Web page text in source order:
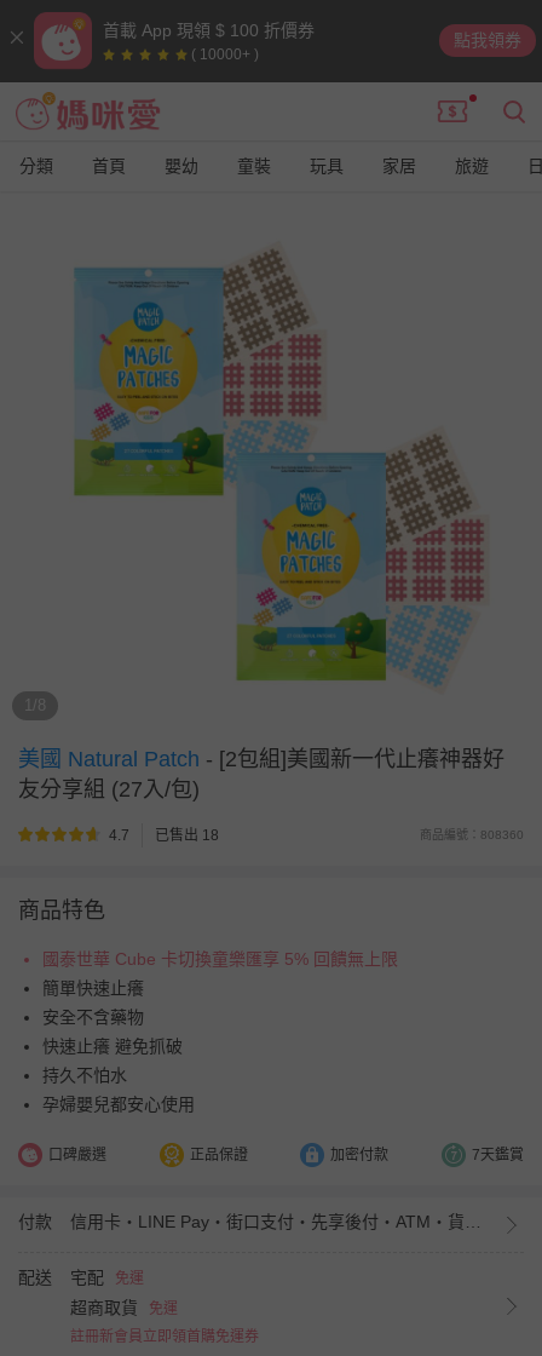
首載 App 現領 $ 100 折價券
( 10000+ )
點我領券
分類 首頁 嬰幼 童裝 玩具 家居 旅遊
1/8
美國 Natural Patch - [2包組]美國新一代止癢神器好
友分享組 (27入/包)
4.7 已售出 18 商品編號：808360
商品特色
國泰世華 Cube 卡切換童樂匯享 5% 回饋無上限
簡單快速止癢
安全不含藥物
快速止癢 避免抓破
持久不怕水
孕婦嬰兒都安心使用
口碑嚴選 正品保證 加密付款 7天鑑賞
付款
配送 宅配 免運
超商取貨
免運
註冊新會員立即領首購免運券